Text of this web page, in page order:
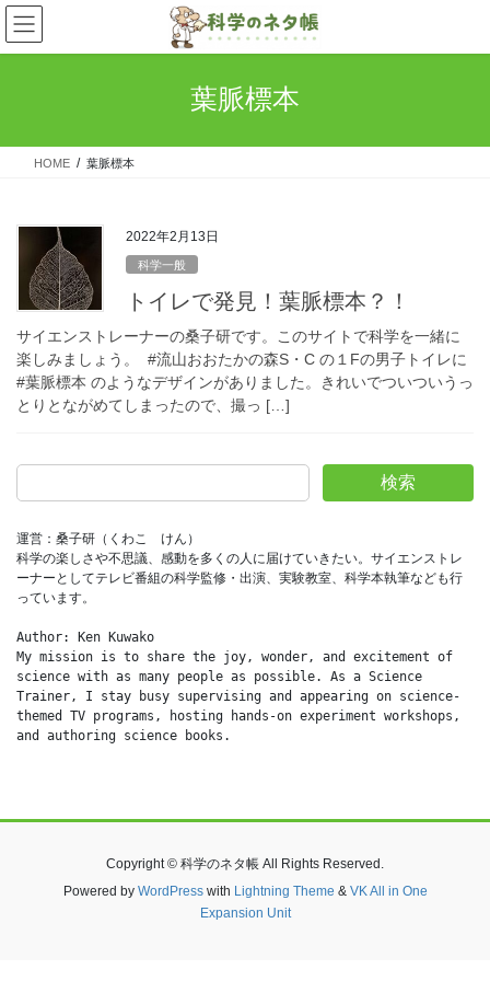
コ
ン
テ
ス
ナ
ビ
ゲ
ン
葉脈標本
HOME 葉脈標本
2022年2月13日
科学一般
トイレで発見！葉脈標本？！
サイエンストレーナーの桑子研です。このサイトで科学を一緒に
楽しみましょう。 #流山おおたかの森S・C の１Fの男子トイレに
#葉脈標本 のようなデザインがありました。きれいでついついうっ
とりとながめてしまったので、撮っ […]
検索
運営：桑子研（くわこ　けん）
科学の楽しさや不思議、感動を多くの人に届けていきたい。サイエンストレ
ーナーとしてテレビ番組の科学監修・出演、実験教室、科学本執筆なども行
っています。
Author: Ken Kuwako
My mission is to share the joy, wonder, and excitement of
science with as many people as possible. As a Science
Trainer, I stay busy supervising and appearing on science-
themed TV programs, hosting hands-on experiment workshops,
and authoring science books.
Copyright © 科学のネタ帳 All Rights Reserved.
Powered by WordPresswith Lightning Theme & VK All in One
Expansion Unit